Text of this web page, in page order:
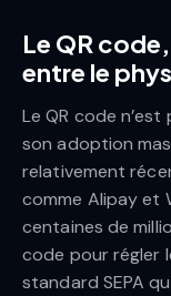
Le QR
entre le
Le QR code
son adoption
relativement
comme Alipay et
centaines de
code pour régler
standard SEPA